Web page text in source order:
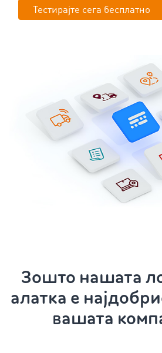
Тестирајте сега бесплатно
Зошто нашата
алатка е
вашата